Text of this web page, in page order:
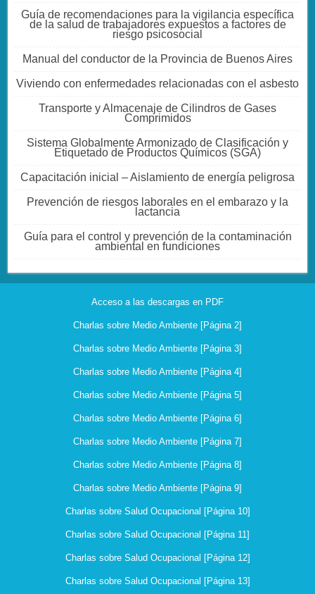
Guía de recomendaciones para la vigilancia específica
de la salud de trabajadores expuestos a factores de
riesgo psicosocial
Manual del conductor de la Provincia de Buenos Aires
Viviendo con enfermedades relacionadas con el asbesto
Transporte y Almacenaje de Cilindros de Gases
Comprimidos
Sistema Globalmente Armonizado de Clasificación y
Etiquetado de Productos Químicos (SGA)
Capacitación inicial – Aislamiento de energía peligrosa
Prevención de riesgos laborales en el embarazo y la
lactancia
Guía para el control y prevención de la contaminación
ambiental en fundiciones
Acceso a las descargas en PDF
Charlas sobre Medio Ambiente [Página 2]
Charlas sobre Medio Ambiente [Página 3]
Charlas sobre Medio Ambiente [Página 4]
Charlas sobre Medio Ambiente [Página 5]
Charlas sobre Medio Ambiente [Página 6]
Charlas sobre Medio Ambiente [Página 7]
Charlas sobre Medio Ambiente [Página 8]
Charlas sobre Medio Ambiente [Página 9]
Charlas sobre Salud Ocupacional [Página 10]
Charlas sobre Salud Ocupacional [Página 11]
Charlas sobre Salud Ocupacional [Página 12]
Charlas sobre Salud Ocupacional [Página 13]